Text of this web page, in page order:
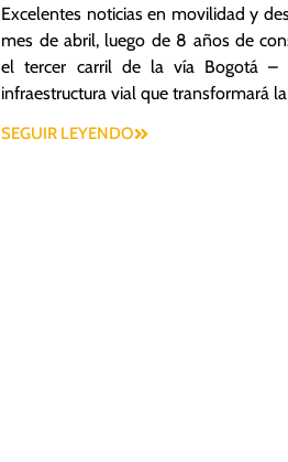
Excelentes noticias en movilidad y
mes de abril, luego de 8 años de
el tercer carril de la vía Bogotá –
infraestructura vial que transformará
SEGUIR LEYENDO